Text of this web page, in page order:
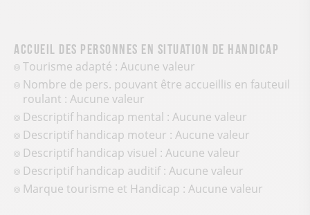
Accueil des personnes en situation de handicap
Tourisme adapté : Aucune valeur
Nombre de pers. pouvant être accueillis en fauteuil
roulant : Aucune valeur
Descriptif handicap mental : Aucune valeur
Descriptif handicap moteur : Aucune valeur
Descriptif handicap visuel : Aucune valeur
Descriptif handicap auditif : Aucune valeur
Marque tourisme et Handicap : Aucune valeur